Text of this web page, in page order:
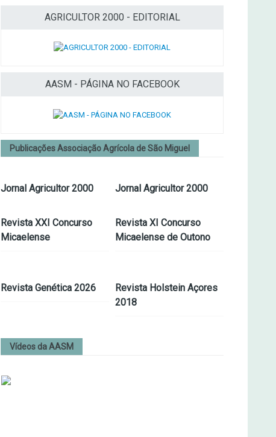
AGRICULTOR 2000 - EDITORIAL
AASM - PÁGINA NO FACEBOOK
Publicações Associação Agrícola de São Miguel
Jornal Agricultor 2000 Jornal Agricultor 2000
Revista XXI Concurso
Micaelense
Revista XI Concurso
Micaelense de Outono
Revista Genética 2026
Revista Holstein Açores
2018
Vídeos da AASM